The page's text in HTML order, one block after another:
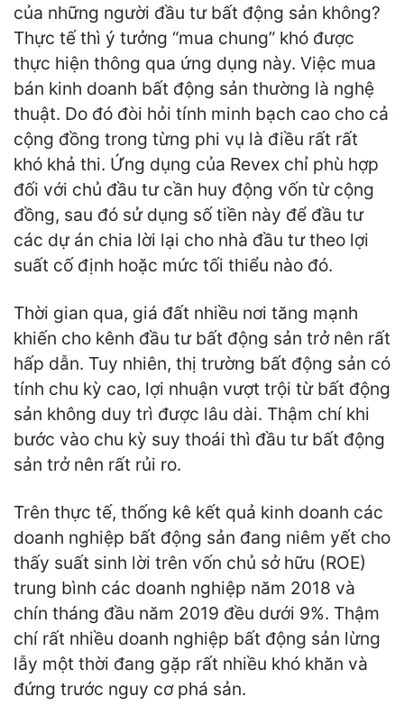
của những người đầu tư bất động sản không?
Thực tế thì ý tưởng “mua chung” khó được
thực hiện thông qua ứng dụng này. Việc mua
bán kinh doanh bất động sản thường là nghệ
thuật. Do đó đòi hỏi tính minh bạch cao cho cả
cộng đồng trong từng phi vụ là điều rất rất
khó khả thi. Ứng dụng của Revex chỉ phù hợp
đối với chủ đầu tư cần huy động vốn từ cộng
đồng, sau đó sử dụng số tiền này để đầu tư
các dự án chia lời lại cho nhà đầu tư theo lợi
suất cố định hoặc mức tối thiểu nào đó.
Thời gian qua, giá đất nhiều nơi tăng mạnh
khiến cho kênh đầu tư bất động sản trở nên rất
hấp dẫn. Tuy nhiên, thị trường bất động sản có
tính chu kỳ cao, lợi nhuận vượt trội từ bất động
sản không duy trì được lâu dài. Thậm chí khi
bước vào chu kỳ suy thoái thì đầu tư bất động
sản trở nên rất rủi ro.
Trên thực tế, thống kê kết quả kinh doanh các
doanh nghiệp bất động sản đang niêm yết cho
thấy suất sinh lời trên vốn chủ sở hữu (ROE)
trung bình các doanh nghiệp năm 2018 và
chín tháng đầu năm 2019 đều dưới 9%. Thậm
chí rất nhiều doanh nghiệp bất động sản lừng
lẫy một thời đang gặp rất nhiều khó khăn và
đứng trước nguy cơ phá sản.